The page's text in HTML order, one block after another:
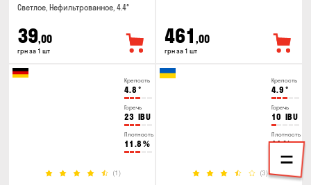
Светлое, Нефильтрованное, 4.4°
39,00
грн за 1 шт
461 ,00
грн за 1 шт
Крепость
4.8 °
Горечь
23 IBU
Плотность
11.8 %
(1)
Крепость
4.9 °
Горечь
10 IBU
Плотность
11%
(3)